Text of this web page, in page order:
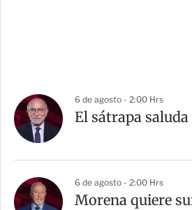
6 de agosto - 2:00 Hrs
El sátrapa
6 de agosto - 2:00 Hrs
Morena quiere